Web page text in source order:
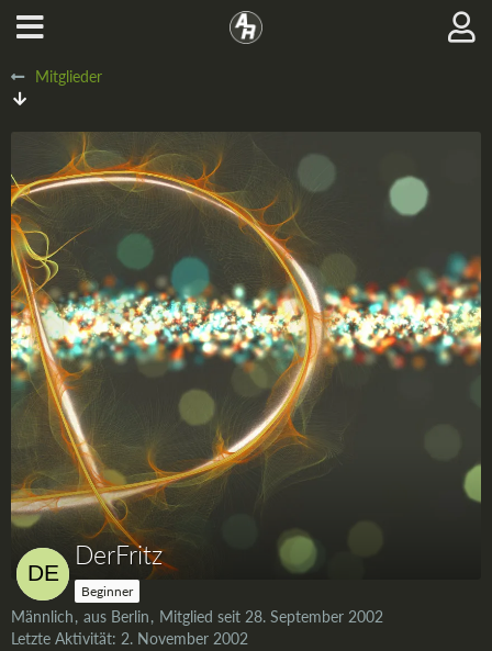
Mitglieder
DerFritz
Beginner
Männlich aus Berlin
Mitglied seit 28. September 2002
Letzte Aktivität: 2. November 2002